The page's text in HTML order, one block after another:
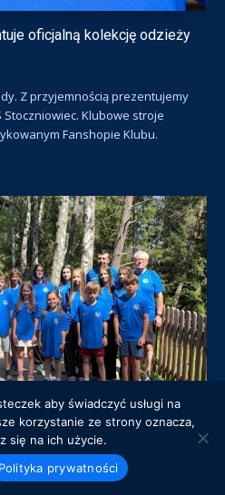
oficjalną kolekcję odzieży
Z przyjemnością prezentujemy
Klubowe stroje
Fanshopie Klubu.
początek sezonu
track GKS Stoczniowiec rozpoczęli
aby świadczyć usługi na
korzystanie ze strony oznacza,
się na ich użycie.
Polityka prywatności